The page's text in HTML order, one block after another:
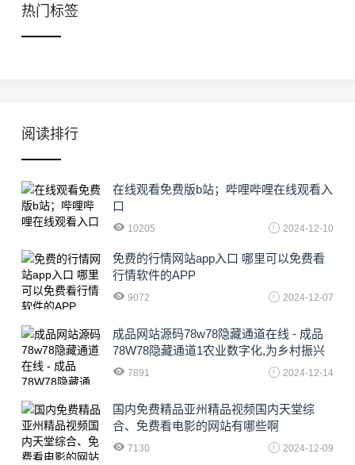
热门标签
阅读排行
在线观看免费版b站；哔哩哔哩在线观看入
口
10205 2024-12-10
免费的行情网站app入口 哪里可以免费看
行情软件的APP
9072 2024-12-07
成品网站源码78w78隐藏通道在线 - 成品
78W78隐藏通道1农业数字化,为乡村振兴
注入新动力
7891 2024-12-14
国内免费精品亚州精品视频国内天堂综
合、免费看电影的网站有哪些啊
7130 2024-12-09